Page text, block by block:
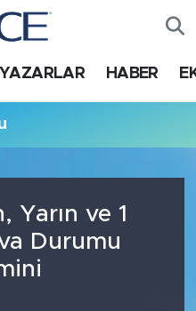
YAZARLAR HABER
Yarın ve 1
Durumu
ve Fikstür